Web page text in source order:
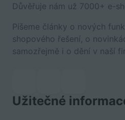
Důvěřuje nám už 7000+ e-
Píšeme články o nových
shopového řešení, o
samozřejmě i o dění v naší
Užitečné